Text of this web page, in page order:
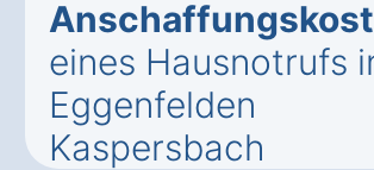
eines Hausnotrufs
Eggenfelden
Kaspersbach